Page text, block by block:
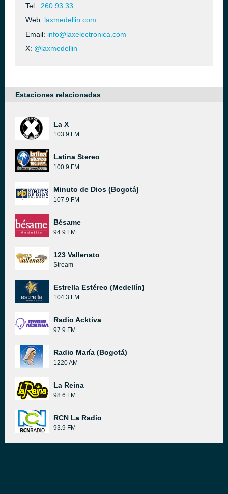
Tel.: 260 93 33
Web: laxmedellin.com
Email: info@laxelectronica.com
X: @laxmedellin
Estaciones relacionadas
La X
103.9 FM
Latina Stereo
100.9 FM
Minuto de Dios (Bogotá)
107.9 FM
Bésame
94.9 FM
123 Vallenato
Stream
Estrella Estéreo (Medellín)
104.3 FM
Radio Acktiva
97.9 FM
Radio María (Bogotá)
1220 AM
La Reina
98.6 FM
RCN La Radio
93.9 FM